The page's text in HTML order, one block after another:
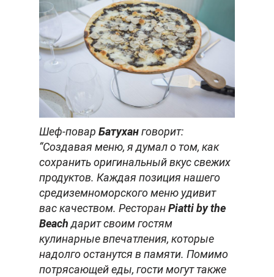
Шеф-повар Батуханговорит:
“Создавая меню, я думал о том, как
сохранить оригинальный вкус свежих
продуктов. Каждая позиция нашего
средиземноморского меню удивит
вас качеством. РесторанPiatti by the
Beachдарит своим гостям
кулинарные впечатления, которые
надолго останутся в памяти. Помимо
потрясающей еды, гости могут также